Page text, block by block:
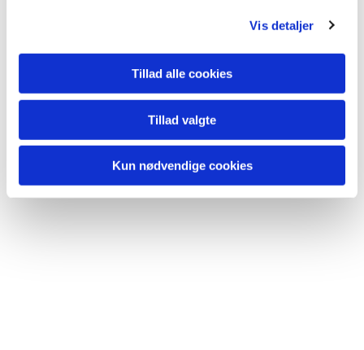
Vis detaljer
Tillad alle cookies
Tillad valgte
Kun nødvendige cookies
Du vil måske også kunne lide...